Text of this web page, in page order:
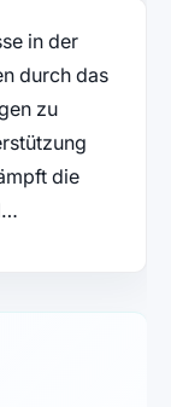
in der
durch das
zu
die